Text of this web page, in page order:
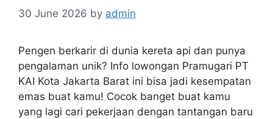
30 June 2026 by admin
Pengen berkarir di dunia kereta api dan punya
pengalaman unik? Info lowongan Pramugari PT
KAI Kota Jakarta Barat ini bisa jadi kesempatan
emas buat kamu! Cocok banget buat kamu
yang lagi cari pekerjaan dengan tantangan baru